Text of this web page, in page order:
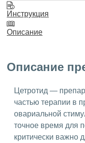
Инструкция
Описание
Описание
Цетротид —
частью терапии в
овариальной
точное время для
критически важно